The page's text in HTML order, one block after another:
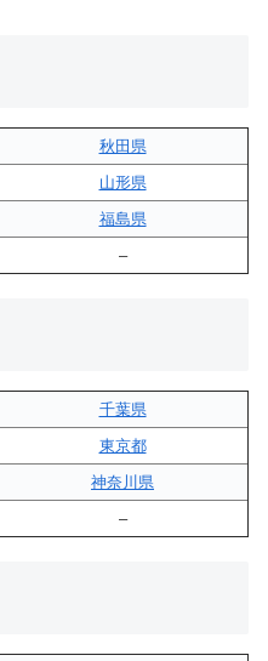
秋田県
山形県
福島県
–
千葉県
東京都
神奈川県
–